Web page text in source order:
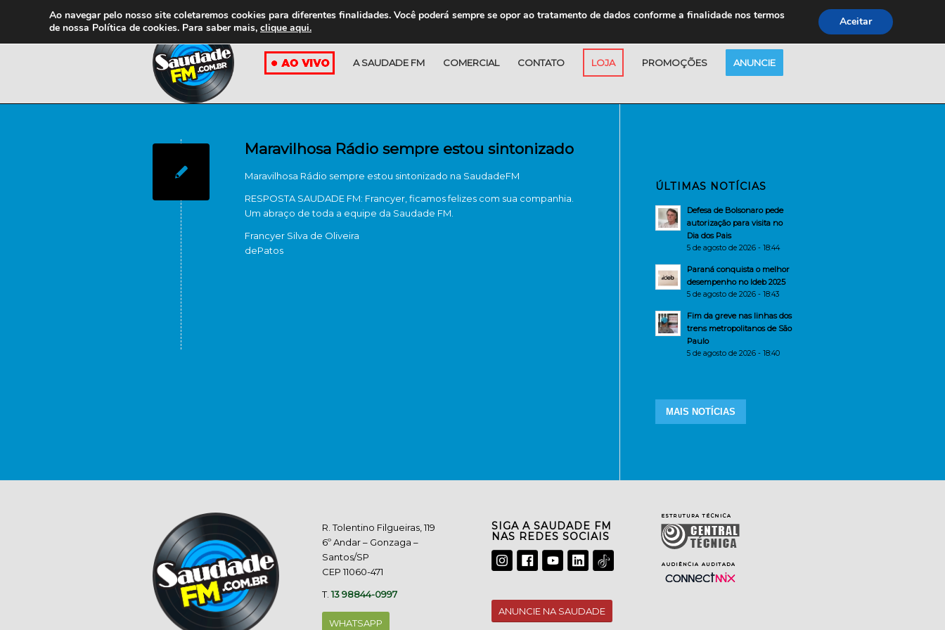
A SAUDADE FM COMERCIAL CONTATO LOJA PROMOÇÕES ANUNCIE
Maravilhosa Rádio sempre estou sintonizado
Maravilhosa Rádio sempre estou sintonizado na SaudadeFM
RESPOSTA SAUDADE FM: Francyer, ficamos felizes com sua companhia.
Um abraço de toda a equipe da Saudade FM.
Francyer Silva de Oliveira
dePatos
ÚLTIMAS NOTÍCIAS
Defesa de Bolsonaro pede
autorização para visita no
Dia dos Pais
5 de agosto de 2026 - 18:44
Paraná conquista o melhor
desempenho no Ideb 2025
5 de agosto de 2026 - 18:43
Fim da greve nas linhas dos
trens metropolitanos de São
Paulo
5 de agosto de 2026 - 18:40
MAIS NOTÍCIAS
R. Tolentino Filgueiras, 119
6º Andar – Gonzaga –
Santos/SP
CEP 11060-471
T.13 98844-0997
WHATSAPP
SIGA A SAUDADE FM
NAS REDES SOCIAIS
ANUNCIE NA SAUDADE
Ao navegar pelo nosso site coletaremos cookies para diferentes finalidades. Você poderá sempre se opor ao tratamento de dados conforme a finalidade nos termos
de nossa Política de cookies. Para saber mais, clique aqui. Aceitar